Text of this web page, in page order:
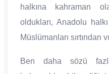
halkına kahraman
oldukları, Anadolu
Müslümanları sırtından
Ben daha sözü